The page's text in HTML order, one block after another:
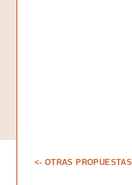
<- OTRAS PROPUESTAS